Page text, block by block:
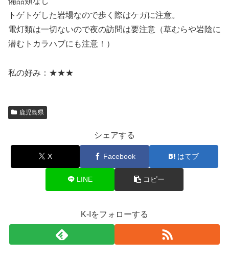
トゲトゲした岩場なので歩く際はケガに注意。
電灯類は一切ないので夜の訪問は要注意（草むらや岩陰に
潜むトカラハブにも注意！）
私の好み：★★★
鹿児島県
シェアする
X Facebook はてブ
LINE コピー
K-Iをフォローする